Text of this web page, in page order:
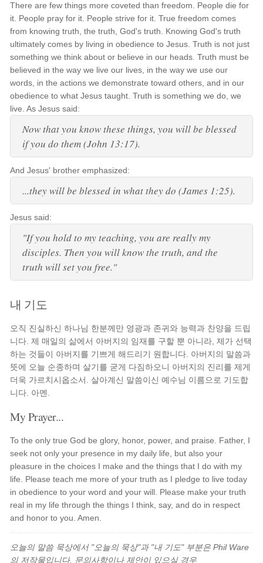
There are few things more coveted than freedom. People die for
it. People pray for it. People strive for it. True freedom comes
from knowing truth, the truth, God's truth. Knowing God's truth
ultimately comes by living in obedience to Jesus. Truth is not just
something we think about or believe in our heads. Truth must be
believed in the way we live our lives, in the way we use our
words, in the actions we demonstrate toward others, and in our
obedience to what Jesus taught. Truth is something we do, we
live. As Jesus said:
Now that you know these things, you will be blessed
if you do them (John 13:17).
And Jesus' brother emphasized:
...they will be blessed in what they do (James 1:25).
Jesus said:
"If you hold to my teaching, you are really my
disciples. Then you will know the truth, and the
truth will set you free."
내 기도
오직 진실하신 하나님 한분께만 영광과 존귀와 능력과 찬양을 드립
니다. 제 매일의 삶에서 아버지의 임재를 구할 뿐 아니라, 제가 선택
하는 것들이 아버지를 기쁘게 해드리기 원합니다. 아버지의 말씀과
뜻에 오늘 순종하며 살기를 굳게 다짐하오니 아버지의 진리를 제게
더욱 가르치시옵소서. 살아계신 말씀이신 예수님 이름으로 기도합
니다. 아멘.
My Prayer...
To the only true God be glory, honor, power, and praise. Father, I
seek not only your presence in my daily life, but also your
pleasure in the choices I make and the things that I do with my
life. Please teach me more of your truth as I pledge to live today
in obedience to your word and your will. Please make your truth
real in my life through the things I think, say, and do in respect
and honor to you. Amen.
오늘의 말씀 묵상에서 "오늘의 묵상"과 "내 기도" 부분은 Phil Ware
의 저작물입니다. 문의사항이나 제안이 있으실 경우